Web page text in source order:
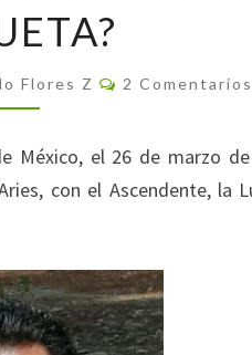
EDUARDO
FLORES
ZAZUETA?
Flores Z Comentarios
2 Comentarios
México, el 26 de marzo
con el Ascendente, la